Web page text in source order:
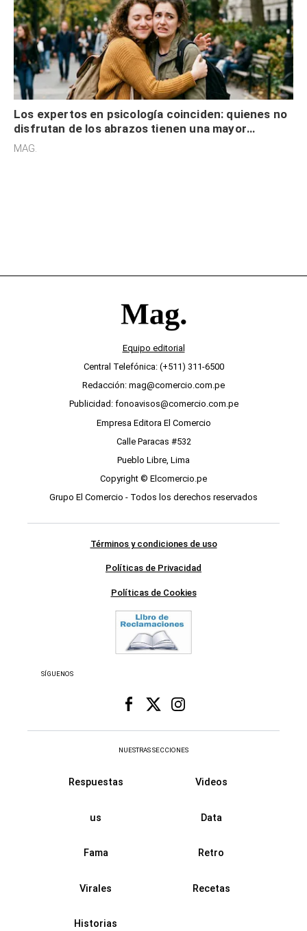
Los expertos en psicología coinciden: quienes no
disfrutan de los abrazos tienen una mayor
sensibilidad a los estímulos físicos y no es por
MAG.
Equipo editorial
Central Telefónica: (+511) 311-6500
Redacción: mag@comercio.com.pe
Publicidad: fonoavisos@comercio.com.pe
Empresa Editora El Comercio
Calle Paracas #532
Pueblo Libre, Lima
Copyright © Elcomercio.pe
Grupo El Comercio - Todos los derechos reservados
Términos y condiciones de uso
Políticas de Privacidad
Políticas de Cookies
SÍGUENOS
NUESTRAS SECCIONES
Respuestas Videos
us Data
Fama Retro
Virales Recetas
Historias